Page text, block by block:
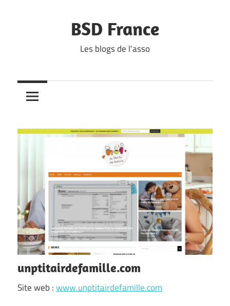
BSD France
Les blogs de l'asso
unptitairdefamille.com
Site web :www.unptitairdefamille.com